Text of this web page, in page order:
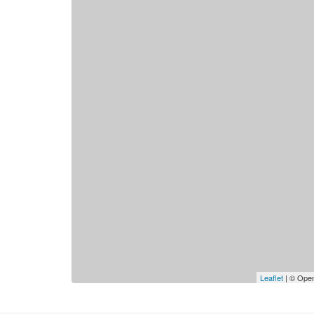
Leaflet| ©